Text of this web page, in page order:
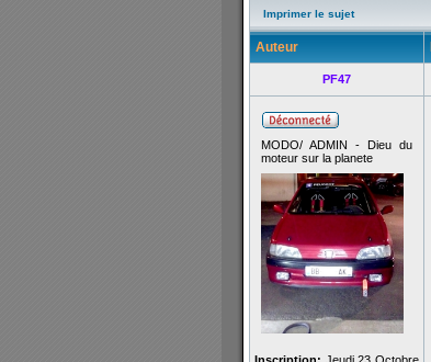
Imprimer le sujet
Auteur
PF47
MODO/ ADMIN - Dieu du
moteur sur la planete